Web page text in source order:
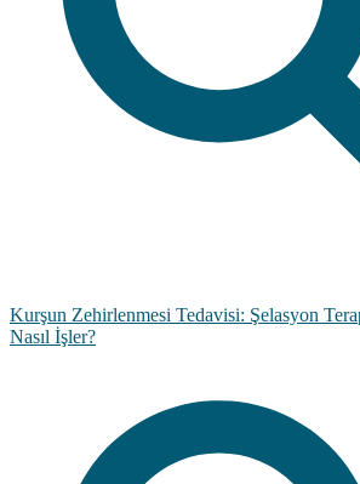
Kurşun Zehirlenmesi Tedavisi: Şelasyon
Nasıl İşler?